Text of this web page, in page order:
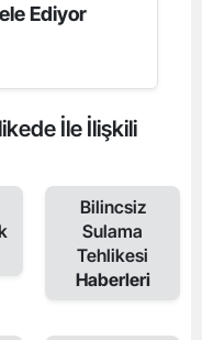
Ediyor
İle İlişkili
Bilincsiz
Sulama
Tehlikesi
Haberleri